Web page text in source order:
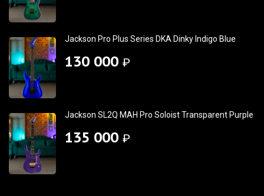
Jackson Pro Plus Series DKA Dinky Indigo Blue
130 000 ₽
Jackson SL2Q MAH Pro Soloist Transparent Purple
135 000 ₽